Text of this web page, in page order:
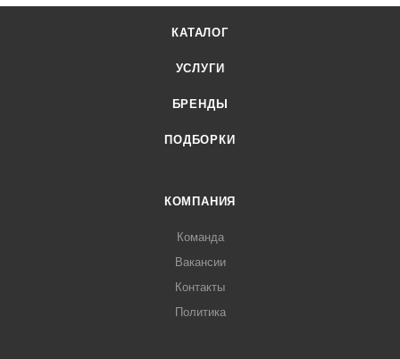
КАТАЛОГ
УСЛУГИ
БРЕНДЫ
ПОДБОРКИ
КОМПАНИЯ
Команда
Вакансии
Контакты
Политика